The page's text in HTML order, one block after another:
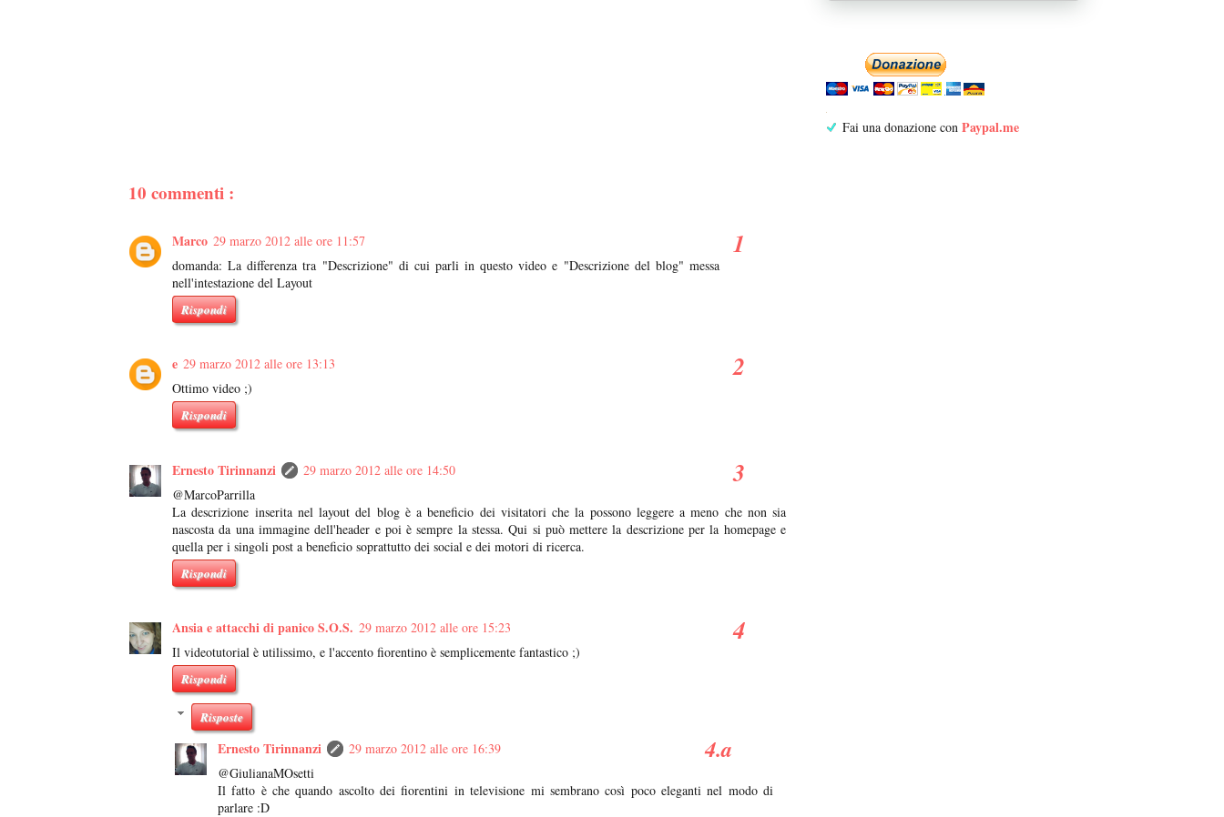
10 commenti :
Marco 29 marzo 2012 alle ore 11:57
domanda: La differenza tra "Descrizione" di cui parli in questo video e "Descrizione del blog" messa
nell'intestazione del Layout
Rispondi
e 29 marzo 2012 alle ore 13:13
Ottimo video ;)
Rispondi
Ernesto Tirinnanzi
29 marzo 2012 alle ore 14:50
@MarcoParrilla
La descrizione inserita nel layout del blog è a beneficio dei visitatori che la possono leggere a meno che non sia
nascosta da una immagine dell'header e poi è sempre la stessa. Qui si può mettere la descrizione per la homepage e
quella per i singoli post a beneficio soprattutto dei social e dei motori di ricerca.
Rispondi
Ansia e attacchi di panico S.O.S. 29 marzo 2012 alle ore 15:23
Il videotutorial è utilissimo, e l'accento fiorentino è semplicemente fantastico ;)
Rispondi
Risposte
Ernesto Tirinnanzi
29 marzo 2012 alle ore 16:39
@GiulianaMOsetti
Il fatto è che quando ascolto dei fiorentini in televisione mi sembrano così poco eleganti nel modo di
parlare :D
Fai una donazione con Paypal.me